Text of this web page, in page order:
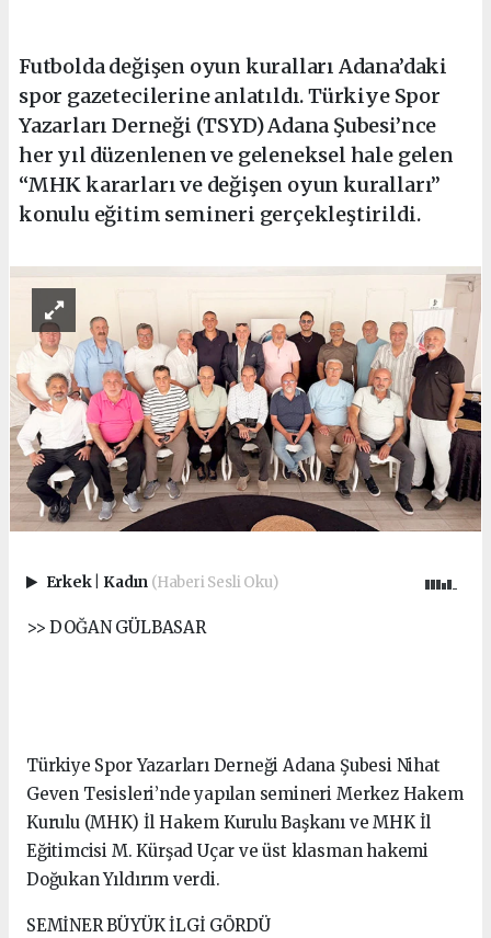
Futbolda değişen oyun kuralları Adana’daki
spor gazetecilerine anlatıldı. Türkiye Spor
Yazarları Derneği (TSYD) Adana Şubesi’nce
her yıl düzenlenen ve geleneksel hale gelen
“MHK kararları ve değişen oyun kuralları”
konulu eğitim semineri gerçekleştirildi.
Erkek Kadın (Haberi Sesli Oku)
>> DOĞAN GÜLBASAR
Türkiye Spor Yazarları Derneği Adana Şubesi Nihat
Geven Tesisleri’nde yapılan semineri Merkez Hakem
Kurulu (MHK) İl Hakem Kurulu Başkanı ve MHK İl
Eğitimcisi M. Kürşad Uçar ve üst klasman hakemi
Doğukan Yıldırım verdi.
SEMİNER BÜYÜK İLGİ GÖRDÜ